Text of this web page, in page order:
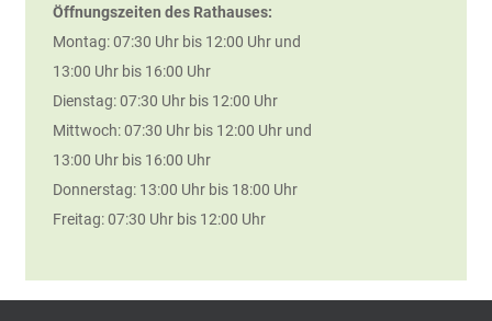
Öffnungszeiten des Rathauses:
Montag: 07:30 Uhr bis 12:00 Uhr und
13:00 Uhr bis 16:00 Uhr
Dienstag: 07:30 Uhr bis 12:00 Uhr
Mittwoch: 07:30 Uhr bis 12:00 Uhr und
13:00 Uhr bis 16:00 Uhr
Donnerstag: 13:00 Uhr bis 18:00 Uhr
Freitag: 07:30 Uhr bis 12:00 Uhr